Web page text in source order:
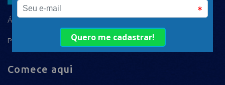
ÁREA DO ASSOCIADO
POLÍTICA DE PRIVACIDADE
Comece aqui